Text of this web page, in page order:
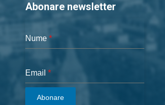
Abonare newsletter
Nume *
Email *
Abonare